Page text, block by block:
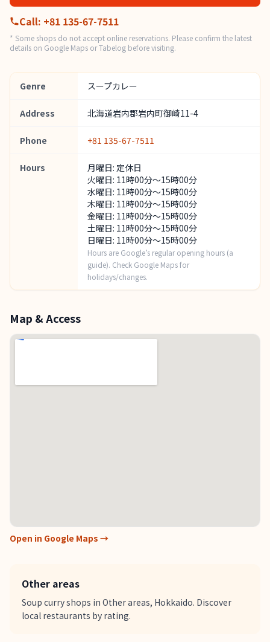
Call: +81 135-67-7511
* Some shops do not accept online reservations. Please confirm the latest
details on Google Maps or Tabelog before visiting.
Genre スープカレー
Address 北海道岩内郡岩内町御崎11-4
Phone +81 135-67-7511
Hours
月曜日: 定休日
火曜日: 11時00分～15時00分
水曜日: 11時00分～15時00分
木曜日: 11時00分～15時00分
金曜日: 11時00分～15時00分
土曜日: 11時00分～15時00分
日曜日: 11時00分～15時00分
Hours are Google’s regular opening hours (a
guide). Check Google Maps for
holidays/changes.
Map & Access
Open in Google Maps →
Other areas
Soup curry shops in Other areas, Hokkaido. Discover
local restaurants by rating.